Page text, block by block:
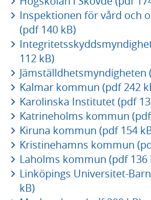
Inspektionen för vård och
(pdf 140 kB)
112 kB)
Jämställdhetsmyndigheten
Kalmar kommun (pdf 242
Karolinska Institutet (pdf
Katrineholms kommun
Kiruna kommun (pdf 154
Kristinehamns kommun
Laholms kommun (pdf 136
Linköpings Universitet-
kB)